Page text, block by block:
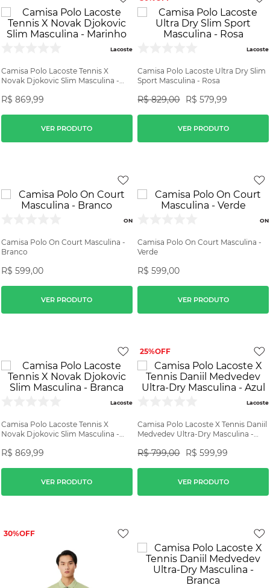
Lacoste
Camisa Polo Lacoste Tennis X
Novak Djokovic Slim Masculina -
R$ 869,99
VER PRODUTO
Lacoste
Camisa Polo Lacoste Ultra Dry Slim
Sport Masculina - Rosa
R$ 829,00 R$ 579,99
VER PRODUTO
ON
Camisa Polo On Court Masculina -
Branco
R$ 599,00
VER PRODUTO
ON
Camisa Polo On Court Masculina -
Verde
R$ 599,00
VER PRODUTO
Lacoste
Camisa Polo Lacoste Tennis X
Novak Djokovic Slim Masculina -
R$ 869,99
VER PRODUTO
25%
Lacoste
Camisa Polo Lacoste X Tennis Daniil
Medvedev Ultra-Dry Masculina -
R$ 799,00 R$ 599,99
VER PRODUTO
30%